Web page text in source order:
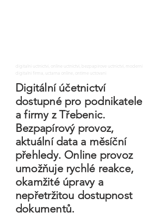
digitalni uctnictvi, online uctnictvi, bezpapirove uctnictvi, moderni
digitalni firma, uctarna online, ontime uctovani
Digitální účetnictví
dostupné pro podnikatele
a firmy z Třebenic.
Bezpapírový provoz,
aktuální data a měsíční
přehledy. Online provoz
umožňuje rychlé reakce,
okamžité úpravy a
nepřetržitou dostupnost
dokumentů.